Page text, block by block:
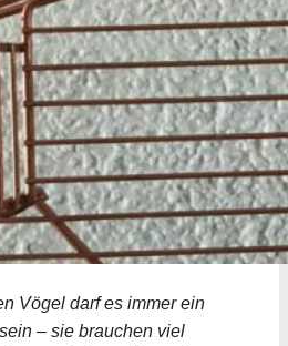
Vögel darf es immer ein
– sie brauchen viel